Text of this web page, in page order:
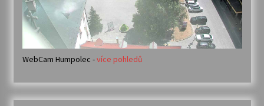
WebCam Humpolec -více pohledů